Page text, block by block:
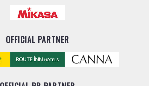
OFFICIAL PARTNER